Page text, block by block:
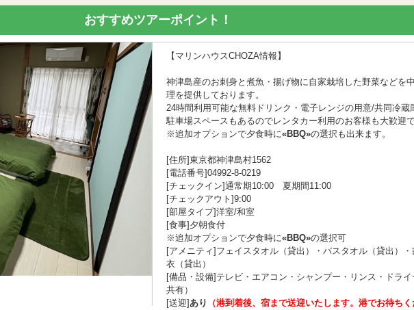
おすすめツアーポイント！
【マリンハウスCHOZA情報】
神津島産のお刺身と煮魚・揚げ物に自家栽培した野菜などを
理を提供しております。
24時間利用可能な無料ドリンク・電子レンジの用意/共同冷蔵
駐車場スペースもあるのでレンタカー利用のお客様も大歓迎で
※追加オプションで夕食時に«BBQ»の選択も出来ます。
[住所]東京都神津島村1562
[電話番号]04992-8-0219
[チェックイン]通常期10:00 夏期間11:00
[チェックアウト]9:00
[部屋タイプ]洋室/和室
[食事]夕朝食付
※追加オプションで夕食時に«BBQ»の選択可
[アメニティ]フェイスタオル（貸出）・バスタオル（貸出）
衣（貸出）
[備品・設備]テレビ・エアコン・シャンプー・リンス・ドラ
共有）
[送迎]あり （港到着後、宿まで送迎いたします。港でお待ちく